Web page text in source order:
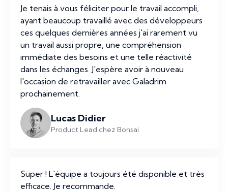
Je tenais à vous féliciter pour le travail accompli,
ayant beaucoup travaillé avec des développeurs
ces quelques dernières années j'ai rarement vu
un travail aussi propre, une compréhension
immédiate des besoins et une telle réactivité
dans les échanges. J'espère avoir à nouveau
l'occasion de retravailler avec Galadrim
prochainement.
Lucas Didier
Product Lead chez Bonsai
Super ! L'équipe a toujours été disponible et très
efficace. Je recommande.